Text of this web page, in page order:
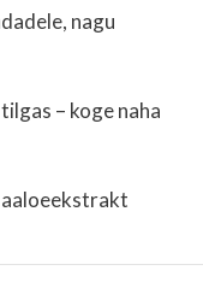
nagu
– koge naha